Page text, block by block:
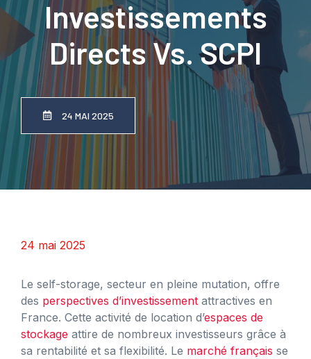
Investissements
Directs Vs. SCPI
24 MAI 2025
24 mai 2025
Le self-storage, secteur en pleine mutation, offre
des perspectives d’investissement attractives en
France. Cette activité de location d’espaces de
stockage attire de nombreux investisseurs grâce à
sa rentabilité et sa flexibilité. Le marché français se